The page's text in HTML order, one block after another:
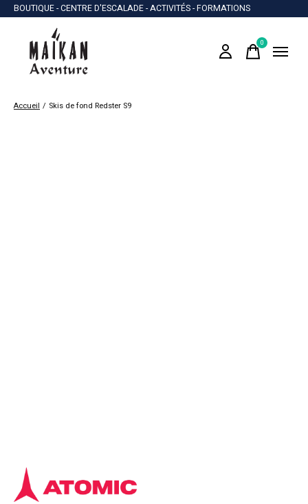
BOUTIQUE - CENTRE D'ESCALADE - ACTIVITÉS - FORMATIONS
0items
Accueil / Skis de fond Redster S9